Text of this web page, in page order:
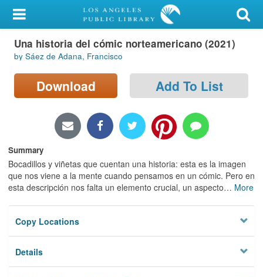
My Account
Library Card
Sign In
Locations/Hours (external
page)
Privacy
Una historia del cómic norteamericano (2021)
by Sáez de Adana, Francisco
Download Add To List
Summary
Bocadillos y viñetas que cuentan una historia: esta es la imagen
que nos viene a la mente cuando pensamos en un cómic. Pero en
esta descripción nos falta un elemento crucial, un aspecto… More
Copy Locations
Details